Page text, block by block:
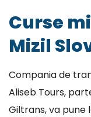
Curse
Mizil
Compania de
Aliseb Tours,
Giltrans, va pune